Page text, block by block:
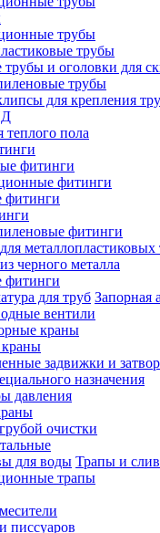
трубы
трубы
и оголовки для
трубы
для крепления
теплого пола
фитинги
фитинги
фитинги
фитинги
металлопластиковых
черного металла
фитинги
Запорная
вентили
краны
задвижки и
назначения
давления
очистки
Трапы и
трапы
писсуаров